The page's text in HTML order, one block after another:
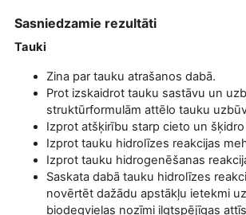
Sasniedzamie rezultāti
Tauki
Zina par tauku atrašanos dabā.
Prot izskaidrot tauku sastāvu un
struktūrformulām attēlo tauku
Izprot atšķirību starp cieto un
Izprot tauku hidrolīzes reakcijas
Izprot tauku hidrogenēšanas
Saskata dabā tauku hidrolīzes
novērtēt dažādu apstākļu ietekmi
biodegvielas nozīmi ilgtspējīgas